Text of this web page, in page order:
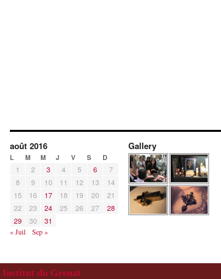
août 2016
L M M J V S D
1 2 3 4 5 6
7
8
9 10 11 12 13
14
15
16 17 18 19 20
21
22
23 24 25 26 27
28
29
30 31
« Juil Sep »
Gallery
Institut du Grenat